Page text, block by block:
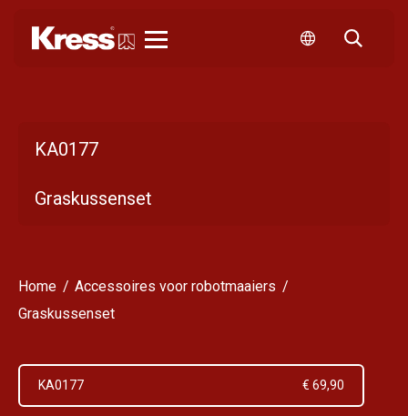
KA0177
Graskussenset
Home
Accessoires voor robotmaaiers
Graskussenset
KA0177 € 69,90